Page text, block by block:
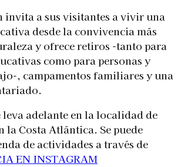
invita a sus visitantes a vivir una
desde la convivencia más
y ofrece retiros -tanto para
como para personas y
, campamentos familiares y una
leva adelante en la localidad de
la Costa Atlántica. Se puede
de actividades a través de
EN INSTAGRAM